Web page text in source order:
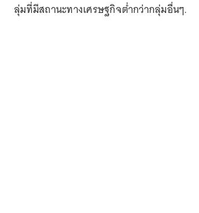
ลุ่มที่มีสถานะทางเศรษฐกิจต่ำกว่ากลุ่มอื่นๆ.